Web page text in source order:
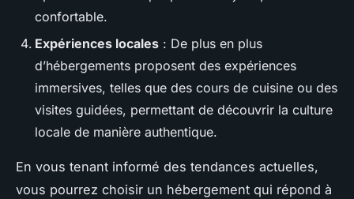
confortable.
Expériences locales : De plus en plus
d’hébergements proposent des expériences
immersives, telles que des cours de cuisine ou des
visites guidées, permettant de découvrir la culture
locale de manière authentique.
En vous tenant informé des tendances actuelles,
vous pourrez choisir un hébergement qui répond à